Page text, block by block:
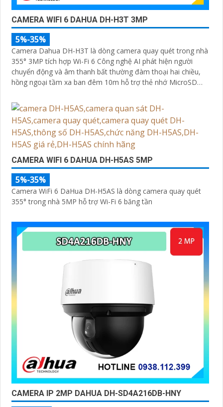
CAMERA WIFI 6 DAHUA DH-H3T 3MP
5%-35%
Camera Dahua DH-H3T là dòng camera quay quét trong nhà
355° 3MP tích hợp Wi-Fi 6 Công nghệ AI phát hiện người
chuyển động và âm thanh bất thường đàm thoại hai chiều,
hồng ngoại tầm xa ban đêm 10m hỗ trợ thẻ nhớ MicroSD
CAMERA WIFI 6 DAHUA DH-H5AS 5MP
5%-35%
Camera WiFi 6 DaHua DH-H5AS là dòng camera quay quét
355° trong nhà 5MP hỗ trợ Wi-Fi 6 băng tần
CAMERA IP 2MP DAHUA DH-SD4A216DB-HNY